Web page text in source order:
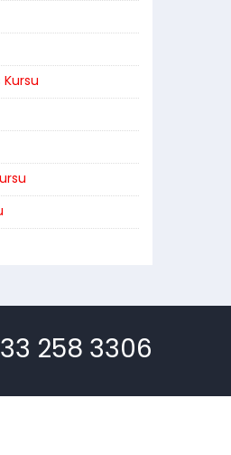
Kursu
258 3306